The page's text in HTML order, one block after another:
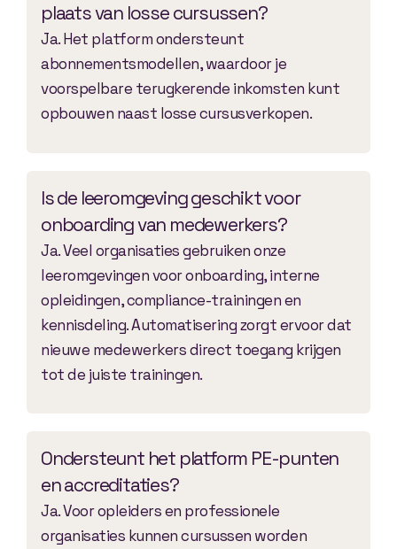
plaats van losse cursussen?
Ja. Het platform ondersteunt
abonnementsmodellen, waardoor je
voorspelbare terugkerende inkomsten kunt
opbouwen naast losse cursusverkopen.
Is de leeromgeving geschikt voor
onboarding van medewerkers?
Ja. Veel organisaties gebruiken onze
leeromgevingen voor onboarding, interne
opleidingen, compliance-trainingen en
kennisdeling. Automatisering zorgt ervoor dat
nieuwe medewerkers direct toegang krijgen
tot de juiste trainingen.
Ondersteunt het platform PE-punten
en accreditaties?
Ja. Voor opleiders en professionele
organisaties kunnen cursussen worden